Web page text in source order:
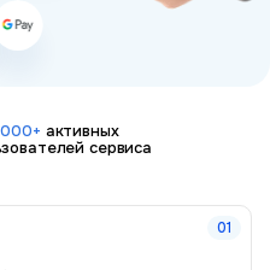
активных
сервиса